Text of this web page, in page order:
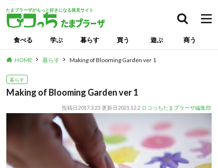
たまプラーザがもっと好きになる発見サイト
食べる 学ぶ 暮らす 買う 遊ぶ 商う
HOME 暮らす Making of Blooming Garden ver 1
暮らす
Making of Blooming Garden ver 1
投稿日 2017.3.23 更新日 2021.12.2 ロコっちたまプラーザ編集部